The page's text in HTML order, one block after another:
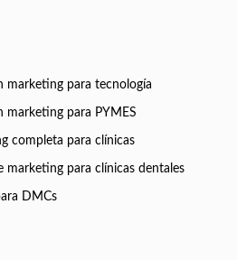
marketing para tecnología
marketing para PYMES
completa para clínicas
marketing para clínicas dentales
DMCs